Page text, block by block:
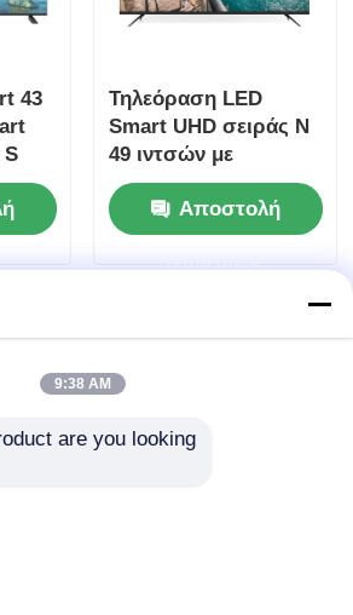
43
S
4K
Τηλεόραση LED
Smart UHD σειράς N
49 ιντσών με
ανάλυση 4K 3840 X
2160
Αποστολή
ερώτησης
9:38 AM
are you looking